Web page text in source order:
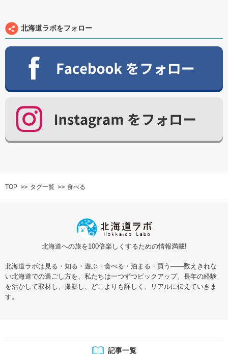
北海道ラボをフォロー
TOP タグ一覧 食べる
北海道への旅を100倍楽しくするための情報満載!
北海道ラボは見る・知る・遊ぶ・食べる・泊まる・買う――数えきれな
い北海道での過ごし方を、私たちは一つずつピックアップ。長年の経験
を活かして取材し、撮影し、どこよりも詳しく、リアルに伝えていきま
す。
記事一覧